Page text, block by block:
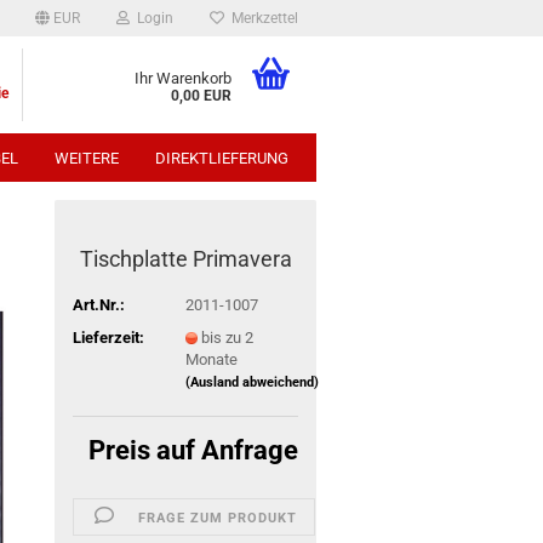
EUR Login Merkzettel
Ihr Warenkorb
0,00 EUR
DIREKTLIEFERUNG
WEITERE
Tischplatte Primavera
Art.Nr.:
2011-1007
Lieferzeit:
bis zu 2
Monate
(Ausland abweichend)
Preis auf Anfrage
FRAGE ZUM PRODUKT